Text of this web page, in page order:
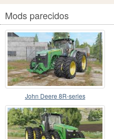
Mods parecidos
John Deere 8R-series